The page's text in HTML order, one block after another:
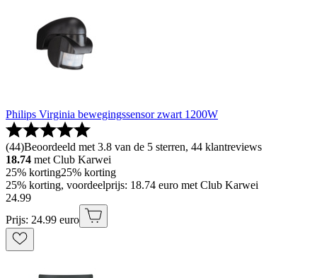
Philips Virginia bewegingssensor zwart 1200W
(44)Beoordeeld met 3.8 van de 5 sterren, 44 klantreviews
18.74 met Club Karwei
25% korting25% korting
25% korting, voordeelprijs: 18.74 euro met Club Karwei
24.99
Prijs: 24.99 euro